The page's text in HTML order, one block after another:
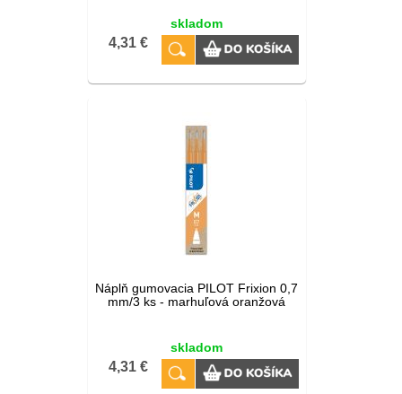
skladom
4,31 €
Náplň gumovacia PILOT Frixion 0,7
mm/3 ks - marhuľová oranžová
skladom
4,31 €